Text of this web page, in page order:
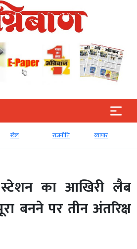
खेल राजनीति व्‍यापार
का आखिरी लैब
बनने पर तीन अंतरिक्ष